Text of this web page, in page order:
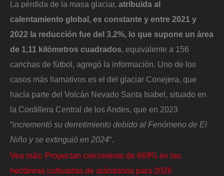
La pérdida de la masa glaciar, atribuida al
calentamiento global, es constante y entre 2021 y
2022 la reducción fue del 3,2%, lo que supone un área
de 1,11 kilómetros cuadrados, equivalente a 156
canchas de fútbol, agregó la información. Uno de los
casos más llamativos es el del glaciar Conejera, que
hacía parte del Volcán Nevado Santa Isabel, situado en
la Cordillera Central de los Andes, que en 2023
“incrementó su derretimiento debido al Fenómeno de El
Niño y se extinguió en 2024“.
Vea más: Proyectan crecimiento de 669% en las
hectáreas cultivadas de arándanos para 2026